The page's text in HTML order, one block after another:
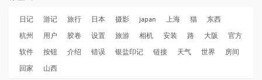
日记 游记 旅行 日本 摄影 japan 上海 猫
东西
杭州
用户 胶卷 设置 旅游 相机 安装 路 大阪
官方
软件
按钮 介绍 错误 银盐印记 链接 天气 世界
房间
回家
山西